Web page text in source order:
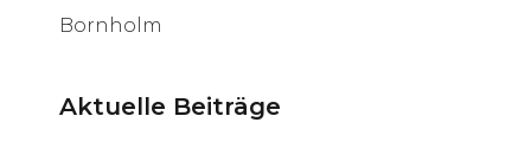
Bornholm
Aktuelle Beiträge